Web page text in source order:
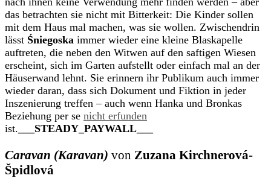
das betrachten sie nicht mit Bitterkeit: Die Kinder sollen
mit dem Haus mal machen, was sie wollen. Zwischendrin
lässt Śniegoska immer wieder eine kleine Blaskapelle
auftreten, die neben den Witwen auf den saftigen Wiesen
erscheint, sich im Garten aufstellt oder einfach mal an der
Häuserwand lehnt. Sie erinnern ihr Publikum auch immer
wieder daran, dass sich Dokument und Fiktion in jeder
Inszenierung treffen – auch wenn Hanka und Bronkas
Beziehung per se nicht erfunden
ist. ___STEADY_PAYWALL___
Caravan (Karavan) von Zuzana Kirchnerová-
Špidlová